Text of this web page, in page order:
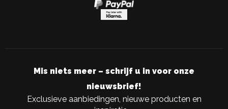
Mis niets meer – schrijf u in voor onze
nieuwsbrief!
Exclusieve aanbiedingen, nieuwe producten en